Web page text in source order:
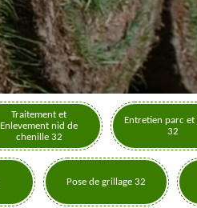
Traitement et
Enlevement nid de
chenille 32
Entretien parc et
32
Pose de grillage 32